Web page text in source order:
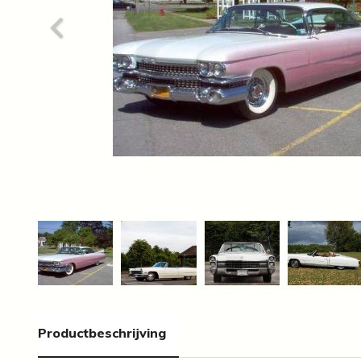
Productbeschrijving